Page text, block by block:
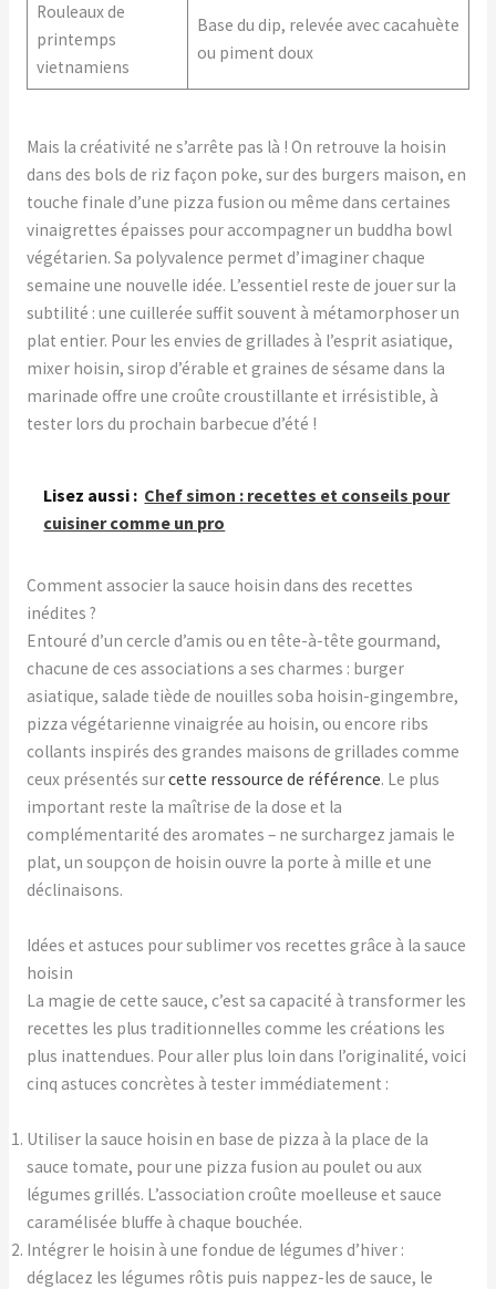
Rouleaux de
printemps
vietnamiens
Base du dip, relevée avec cacahuète
ou piment doux
Mais la créativité ne s’arrête pas là ! On retrouve la hoisin
dans des bols de riz façon poke, sur des burgers maison, en
touche finale d’une pizza fusion ou même dans certaines
vinaigrettes épaisses pour accompagner un buddha bowl
végétarien. Sa polyvalence permet d’imaginer chaque
semaine une nouvelle idée. L’essentiel reste de jouer sur la
subtilité : une cuillerée suffit souvent à métamorphoser un
plat entier. Pour les envies de grillades à l’esprit asiatique,
mixer hoisin, sirop d’érable et graines de sésame dans la
marinade offre une croûte croustillante et irrésistible, à
tester lors du prochain barbecue d’été !
Lisez aussi : Chef simon : recettes et conseils pour
cuisiner comme un pro
Comment associer la sauce hoisin dans des recettes
inédites ?
Entouré d’un cercle d’amis ou en tête-à-tête gourmand,
chacune de ces associations a ses charmes : burger
asiatique, salade tiède de nouilles soba hoisin-gingembre,
pizza végétarienne vinaigrée au hoisin, ou encore ribs
collants inspirés des grandes maisons de grillades comme
ceux présentés surcette ressource de référence. Le plus
important reste la maîtrise de la dose et la
complémentarité des aromates – ne surchargez jamais le
plat, un soupçon de hoisin ouvre la porte à mille et une
déclinaisons.
Idées et astuces pour sublimer vos recettes grâce à la sauce
hoisin
La magie de cette sauce, c’est sa capacité à transformer les
recettes les plus traditionnelles comme les créations les
plus inattendues. Pour aller plus loin dans l’originalité, voici
cinq astuces concrètes à tester immédiatement :
Utiliser la sauce hoisin en base de pizza à la place de la
sauce tomate, pour une pizza fusion au poulet ou aux
légumes grillés. L’association croûte moelleuse et sauce
caramélisée bluffe à chaque bouchée.
Intégrer le hoisin à une fondue de légumes d’hiver :
déglacez les légumes rôtis puis nappez-les de sauce, le